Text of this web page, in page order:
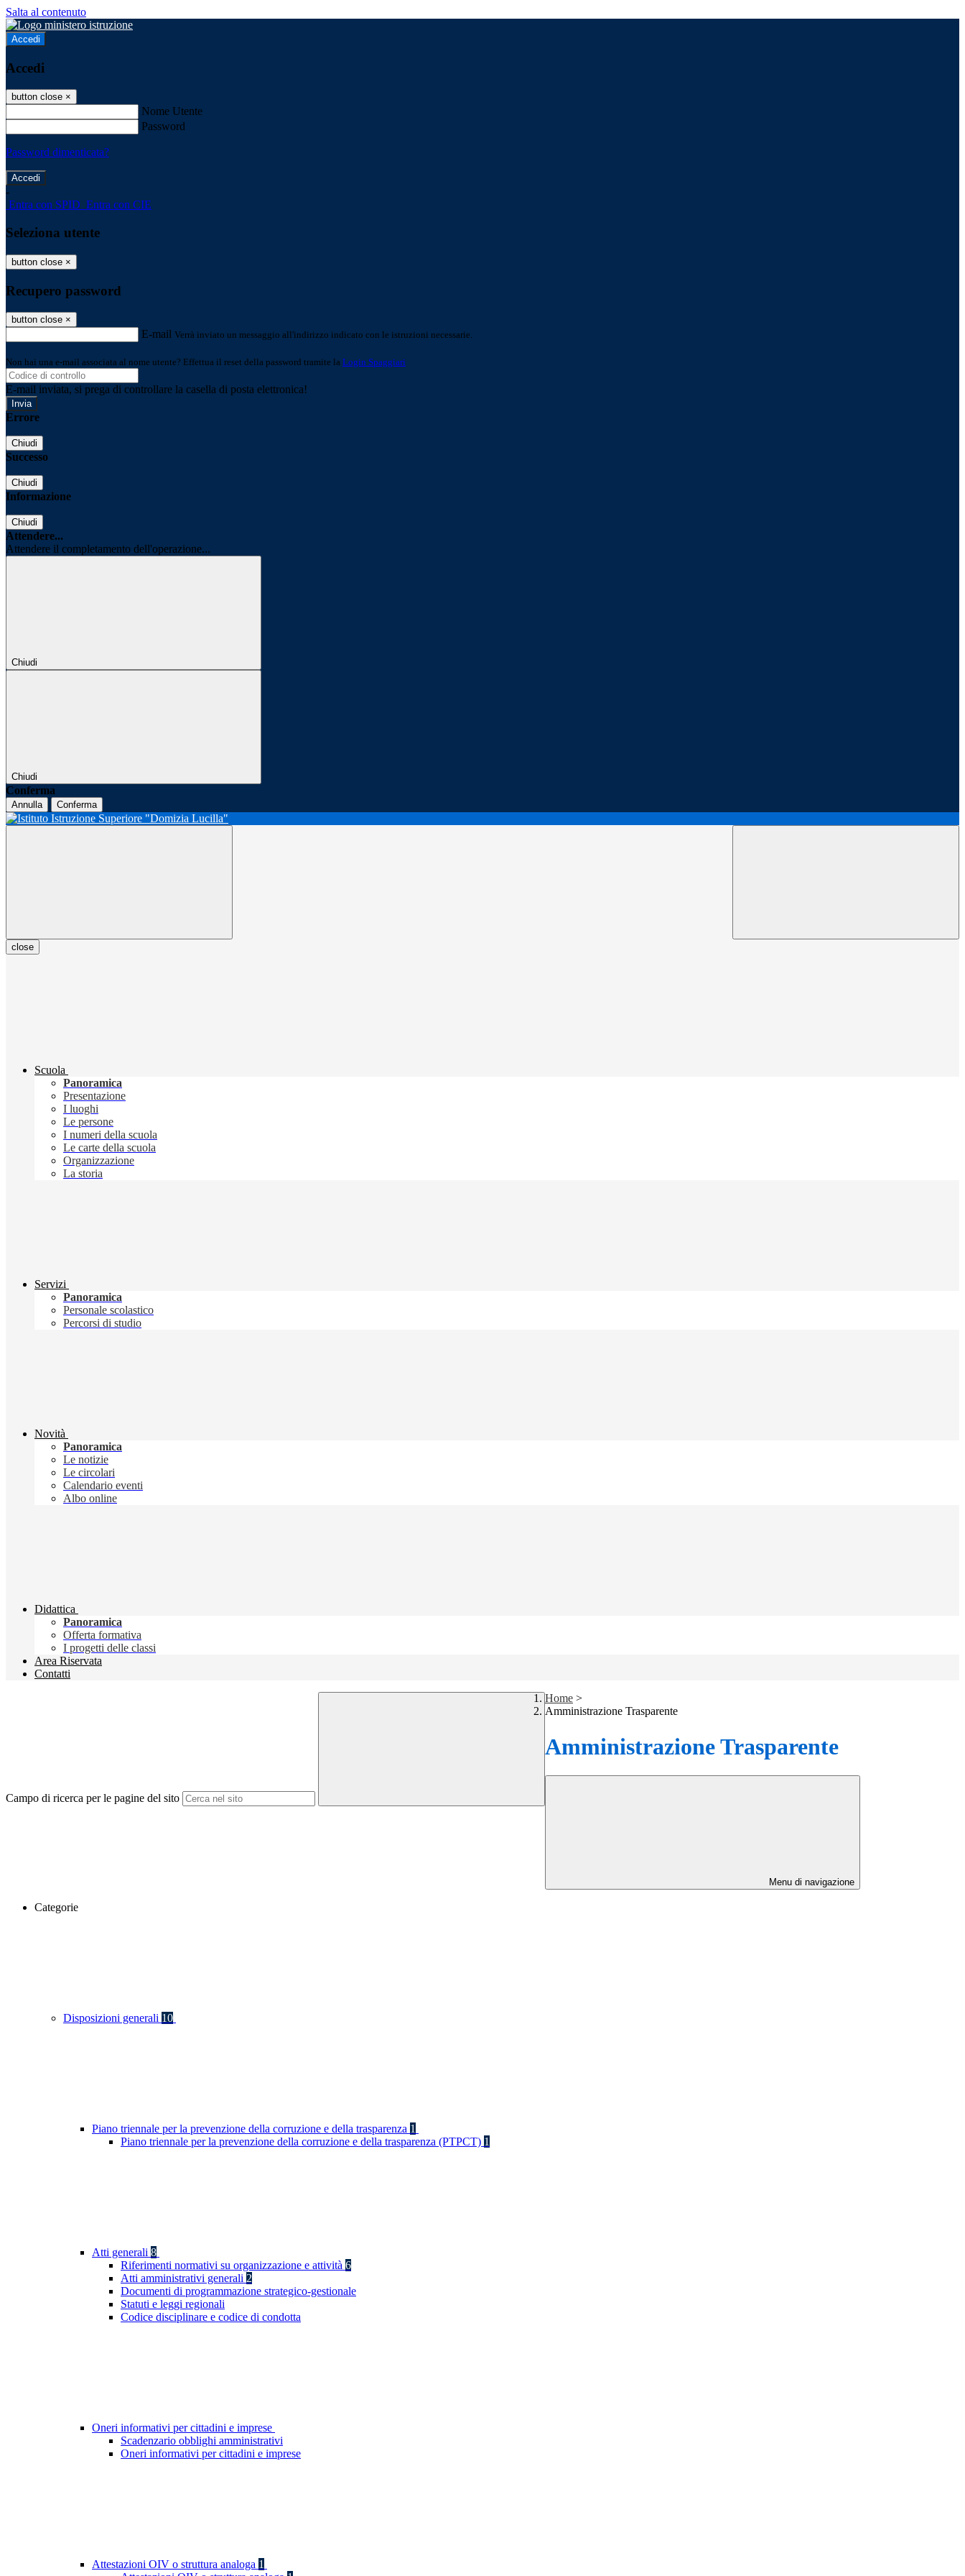
Salta al contenuto
Accedi
Accedi
button close ×
Nome Utente
Password
Password dimenticata?
-
Entra con SPID Entra con CIE
Seleziona utente
button close ×
Recupero password
button close ×
E-mail Verrà inviato un messaggio all'indirizzo indicato con le istruzioni necessarie.
Non hai una e-mail associata al nome utente? Effettua il reset della password tramite la Login Spaggiari
E-mail inviata, si prega di controllare la casella di posta elettronica!
Errore
Chiudi
Successo
Chiudi
Informazione
Chiudi
Attendere...
Attendere il completamento dell'operazione...
Chiudi
Chiudi
Conferma
Annulla Conferma
close
Scuola
Panoramica
Presentazione
I luoghi
Le persone
I numeri della scuola
Le carte della scuola
Organizzazione
La storia
Servizi
Panoramica
Personale scolastico
Percorsi di studio
Novità
Panoramica
Le notizie
Le circolari
Calendario eventi
Albo online
Didattica
Panoramica
Offerta formativa
I progetti delle classi
Area Riservata
Contatti
Campo di ricerca per le pagine del sito
Home >
Amministrazione Trasparente
Amministrazione Trasparente
Menu di navigazione
Categorie
Disposizioni generali 10
Piano triennale per la prevenzione della corruzione e della trasparenza 1
Piano triennale per la prevenzione della corruzione e della trasparenza (PTPCT) 1
Atti generali 8
Riferimenti normativi su organizzazione e attività 6
Atti amministrativi generali 2
Documenti di programmazione strategico-gestionale
Statuti e leggi regionali
Codice disciplinare e codice di condotta
Oneri informativi per cittadini e imprese
Scadenzario obblighi amministrativi
Oneri informativi per cittadini e imprese
Attestazioni OIV o struttura analoga 1